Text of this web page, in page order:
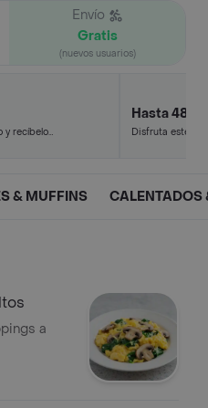
Envío
Gratis
(nuevos usuarios)
y recíbelo
Hasta 48%
Disfruta este
& MUFFINS CALENTADOS
a